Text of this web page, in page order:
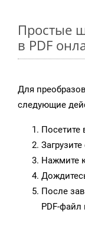
Простые
в PDF
Для
следующие
Посетите
Нажмите
После
PDF-файл